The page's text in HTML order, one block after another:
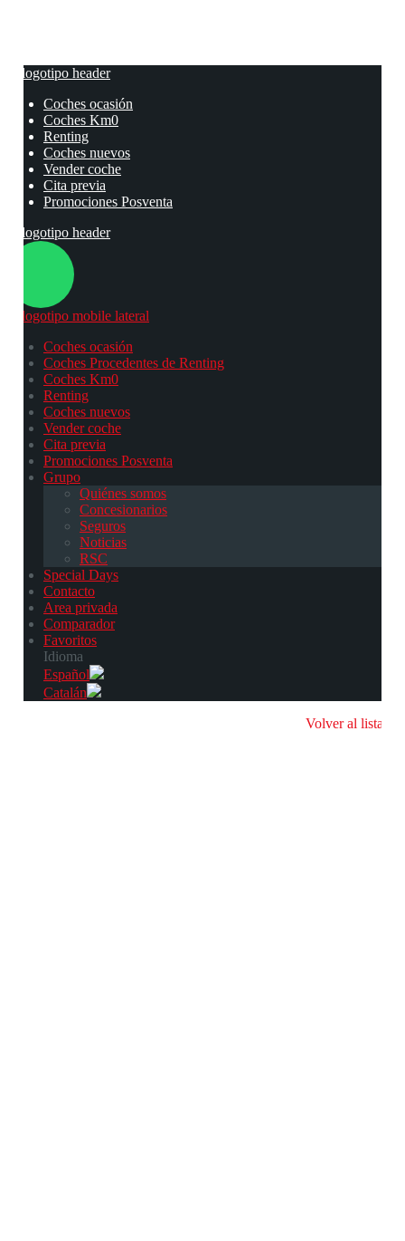
Coches ocasión
Coches Km0
Renting
Coches nuevos
Vender coche
Cita previa
Promociones Posventa
Coches ocasión
Coches Procedentes de Renting
Coches Km0
Renting
Coches nuevos
Vender coche
Cita previa
Promociones Posventa
Grupo
Quiénes somos
Concesionarios
Seguros
Noticias
RSC
Special Days
Contacto
Area privada
Comparador
Favoritos
Idioma
Español
Catalán
Volver al listado